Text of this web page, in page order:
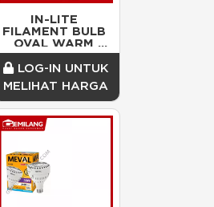
IN-LITE
FILAMENT BULB
OVAL WARM
GOLD INFM-
ST64G-6.5W-WW
6.5w
LOG-IN UNTUK
MELIHAT HARGA